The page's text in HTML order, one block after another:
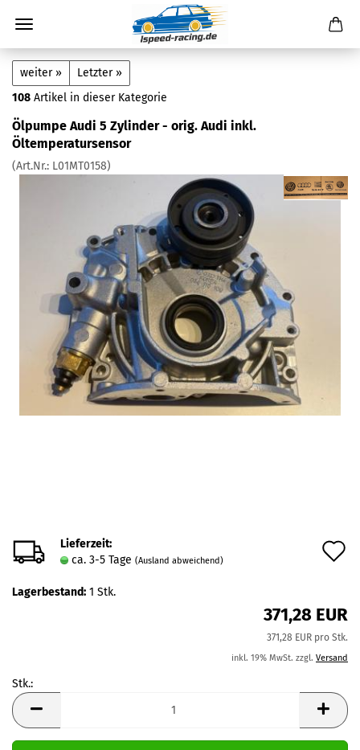
weiter »
Letzter »
108 Artikel in dieser Kategorie
Ölpumpe Audi 5 Zylinder - orig. Audi inkl.
Öltemperatursensor
(Art.Nr.: L01MT0158)
Lieferzeit:
ca. 3-5 Tage (Ausland abweichend)
Lagerbestand: 1 Stk.
371,28 EUR
371,28 EUR pro Stk.
inkl. 19% MwSt. zzgl. Versand
Stk.:
Stk.